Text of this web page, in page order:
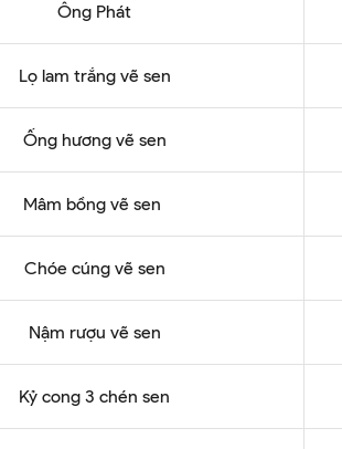
Ông Phát
Lọ lam trắng vẽ sen
Ống hương vẽ sen
Mâm bồng vẽ sen
Chóe cúng vẽ sen
Nậm rượu vẽ sen
Kỷ cong 3 chén sen